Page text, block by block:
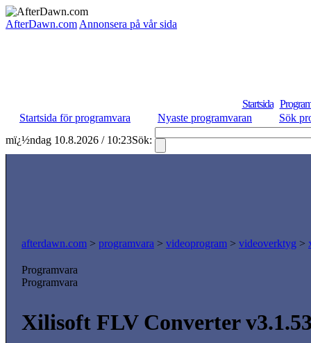
AfterDawn.com Annonsera på vår sida
Startsida
Startsida för programvara
Nyaste programvaran
Sök
mï¿½ndag 10.8.2026 / 10:23Sök:
afterdawn.com > programvara > videoprogram > videoverktyg >
Programvara
Programvara
Xilisoft FLV Converter